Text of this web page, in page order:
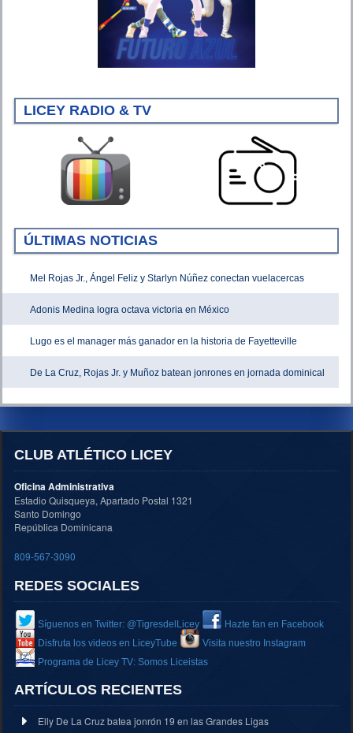
LICEY RADIO & TV
ÚLTIMAS NOTICIAS
Mel Rojas Jr., Ángel Feliz y Starlyn Núñez conectan vuelacercas
Adonis Medina logra octava victoria en México
Lugo es el manager más ganador en la historia de Fayetteville
De La Cruz, Rojas Jr. y Muñoz batean jonrones en jornada dominical
CLUB ATLÉTICO LICEY
Oficina Administrativa
Estadio Quisqueya, Apartado Postal 1321
Santo Domingo
República Dominicana
809-567-3090
REDES SOCIALES
Síguenos en Twitter: @TigresdelLicey
Hazte fan en Facebook
Disfruta los videos en LiceyTube
Visita nuestro Instagram
Programa de Licey TV: Somos Liceistas
ARTÍCULOS RECIENTES
Elly De La Cruz batea jonrón 19 en las Grandes Ligas